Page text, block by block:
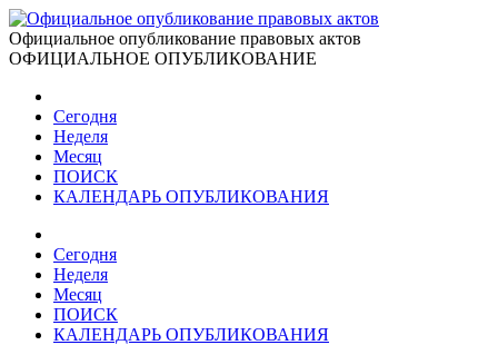
Официальное опубликование правовых актов
ОФИЦИАЛЬНОЕ ОПУБЛИКОВАНИЕ
Сегодня
Неделя
Месяц
ПОИСК
КАЛЕНДАРЬ ОПУБЛИКОВАНИЯ
Сегодня
Неделя
Месяц
ПОИСК
КАЛЕНДАРЬ ОПУБЛИКОВАНИЯ